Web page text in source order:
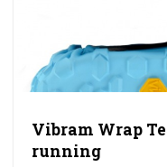
Vibram Wrap
running